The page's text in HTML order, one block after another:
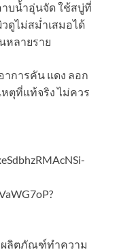
าบน้ำอุ่นจัด ใช้สบู่ที่
ดูไม่สม่ำเสมอได้
หลายราย
การคัน แดง ลอก
ตุที่แท้จริง ไม่ควร
ผลิตภัณฑ์ทำความ